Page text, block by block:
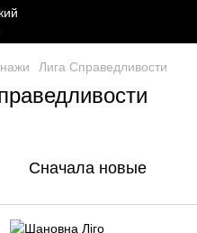
Лига Справедливости
Сначала новые